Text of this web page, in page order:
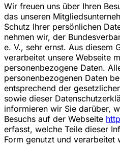
Wir freuen uns über Ihren
das unseren
Schutz Ihrer persönlichen
nehmen wir, der
e. V., sehr ernst. Aus diesem
verarbeitet unsere Webseite
personenbezogene Daten.
personenbezogenen Daten
entsprechend der
sowie dieser
informieren wir Sie darüber,
Besuchs auf der Webseite
erfasst, welche Teile dieser
Form genutzt und verarbeitet